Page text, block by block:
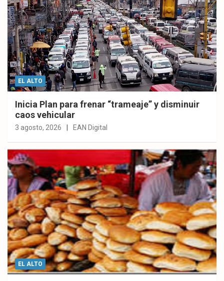
EL ALTO
Inicia Plan para frenar “trameaje” y disminuir
caos vehicular
3 agosto, 2026 EAN Digital
EL ALTO